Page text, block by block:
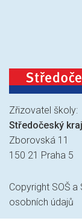
Zřizovatel školy:
Středočeský kraj
Zborovská 11
150 21 Praha 5
Copyright SOŠ a
osobních údajů